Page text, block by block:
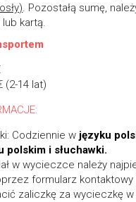
. Pozostałą sumę,
kartą.
(2-14 lat)
Codziennie w języku
polskim i słuchawki.
w wycieczce należy
formularz kontaktowy
zaliczkę za wycieczkę